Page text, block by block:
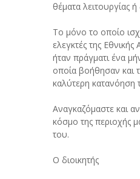
θέματα λειτουργίας
Το μόνο το οποίο
ελεγκτές της
ήταν πράγματι ένα
οποία βοήθησαν και
καλύτερη κατανόηση
Αναγκαζόμαστε και
κόσμο της περιοχής
του.
Ο διοικητής